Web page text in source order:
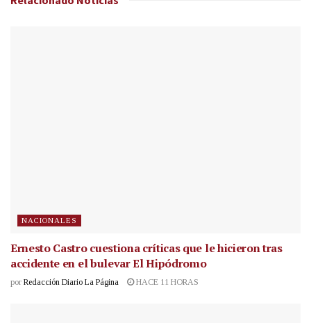
NACIONALES
Ernesto Castro cuestiona críticas que le hicieron tras
accidente en el bulevar El Hipódromo
por Redacción Diario La Página HACE 11 HORAS